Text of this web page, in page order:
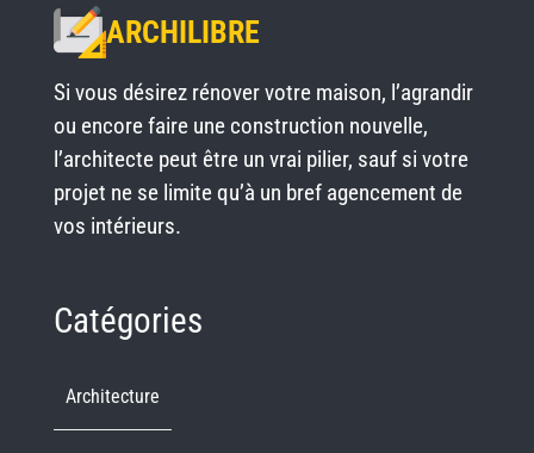
ARCHILIBRE
Si vous désirez rénover votre maison, l’agrandir
ou encore faire une construction nouvelle,
l’architecte peut être un vrai pilier, sauf si votre
projet ne se limite qu’à un bref agencement de
vos intérieurs.
Catégories
Architecture